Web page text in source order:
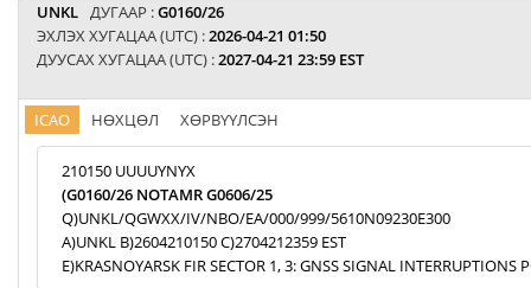
UNKL ДУГААР :G0160/26
ЭХЛЭХ ХУГАЦАА (UTC) :2026-04-21 01:50
ДУУСАХ ХУГАЦАА (UTC) :2027-04-21 23:59 EST
ICAO НӨХЦӨЛ ХӨРВҮҮЛСЭН
210150 UUUUYNYX
(G0160/26 NOTAMR G0606/25
Q)UNKL/QGWXX/IV/NBO/EA/000/999/5610N09230E300
A)UNKL B)2604210150 C)2704212359 EST
E)KRASNOYARSK FIR SECTOR 1, 3: GNSS SIGNAL INTERRUPTIONS